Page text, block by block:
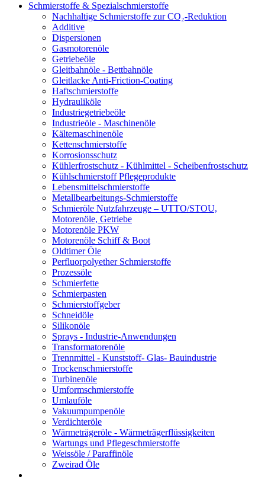
Schmierstoffe & Spezialschmierstoffe
Nachhaltige Schmierstoffe zur CO₂-Reduktion
Additive
Dispersionen
Gasmotorenöle
Getriebeöle
Gleitbahnöle - Bettbahnöle
Gleitlacke Anti-Friction-Coating
Haftschmierstoffe
Hydrauliköle
Industriegetriebeöle
Industrieöle - Maschinenöle
Kältemaschinenöle
Kettenschmierstoffe
Korrosionsschutz
Kühlerfrostschutz - Kühlmittel - Scheibenfrostschutz
Kühlschmierstoff Pflegeprodukte
Lebensmittelschmierstoffe
Metallbearbeitungs-Schmierstoffe
Schmieröle Nutzfahrzeuge – UTTO/STOU,
Motorenöle, Getriebe
Motorenöle PKW
Motorenöle Schiff & Boot
Oldtimer Öle
Perfluorpolyether Schmierstoffe
Prozessöle
Schmierfette
Schmierpasten
Schmierstoffgeber
Schneidöle
Silikonöle
Sprays - Industrie-Anwendungen
Transformatorenöle
Trennmittel - Kunststoff- Glas- Bauindustrie
Trockenschmierstoffe
Turbinenöle
Umformschmierstoffe
Umlauföle
Vakuumpumpenöle
Verdichteröle
Wärmeträgeröle - Wärmeträgerflüssigkeiten
Wartungs und Pflegeschmierstoffe
Weissöle / Paraffinöle
Zweirad Öle